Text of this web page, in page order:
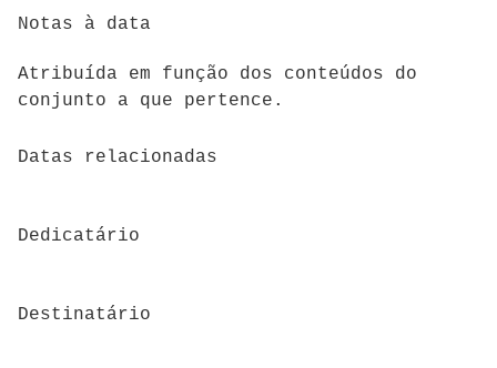
Notas à data
Atribuída em função dos conteúdos do
conjunto a que pertence.
Datas relacionadas
Dedicatário
Destinatário